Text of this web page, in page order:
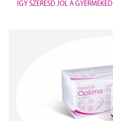
ÍGY SZERESD JÓL A GYERMEKED